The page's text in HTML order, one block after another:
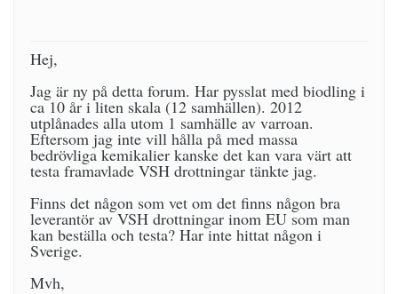
Hej,
Jag är ny på detta forum. Har pysslat med biodling i
ca 10 år i liten skala (12 samhällen). 2012
utplånades alla utom 1 samhälle av varroan.
Eftersom jag inte vill hålla på med massa
bedrövliga kemikalier kanske det kan vara värt att
testa framavlade VSH drottningar tänkte jag.
Finns det någon som vet om det finns någon bra
leverantör av VSH drottningar inom EU som man
kan beställa och testa? Har inte hittat någon i
Sverige.
Mvh,